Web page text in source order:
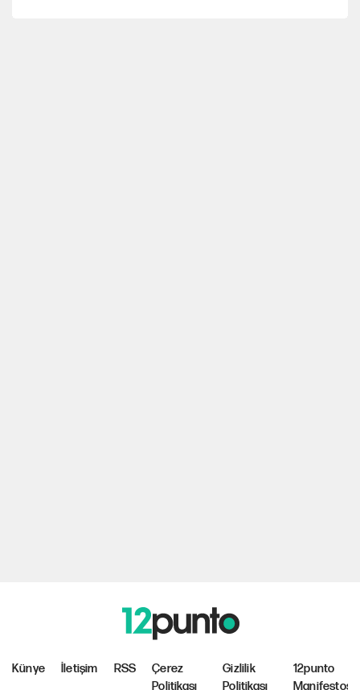
Künye İletişim RSS
Çerez
Politikası
Gizlilik
Politikası
12punto
Manifestosu